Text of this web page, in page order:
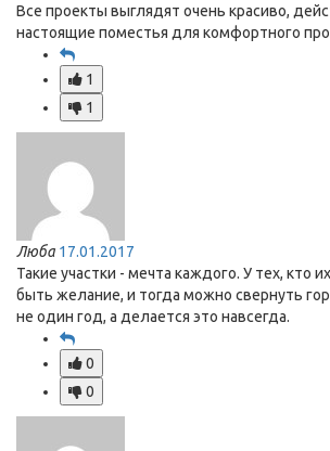
Все проекты выглядят очень красиво,
настоящие поместья для комфортного
1
1
Люба 17.01.2017
Такие участки - мечта каждого. У тех, кто
быть желание, и тогда можно свернуть
не один год, а делается это навсегда.
0
0